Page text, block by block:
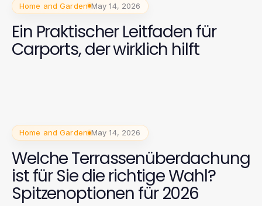
Home and Garden May 14, 2026
Ein Praktischer Leitfaden für
Carports, der wirklich hilft
Home and Garden May 14, 2026
Welche Terrassenüberdachung
ist für Sie die richtige Wahl?
Spitzenoptionen für 2026